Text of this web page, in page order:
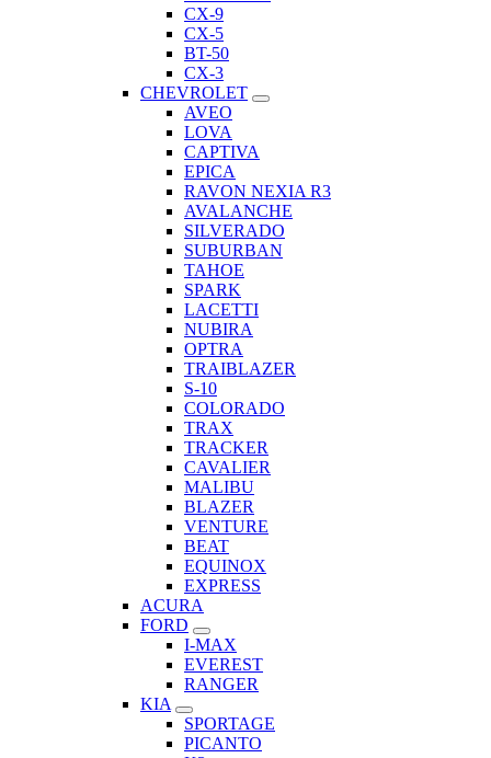
CX-9
CX-5
BT-50
CX-3
CHEVROLET
AVEO
LOVA
CAPTIVA
EPICA
RAVON NEXIA R3
AVALANCHE
SILVERADO
SUBURBAN
TAHOE
SPARK
LACETTI
NUBIRA
OPTRA
TRAIBLAZER
S-10
COLORADO
TRAX
TRACKER
CAVALIER
MALIBU
BLAZER
VENTURE
BEAT
EQUINOX
EXPRESS
ACURA
FORD
I-MAX
EVEREST
RANGER
KIA
SPORTAGE
PICANTO